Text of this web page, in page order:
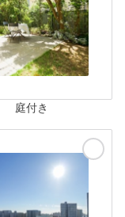
庭付き